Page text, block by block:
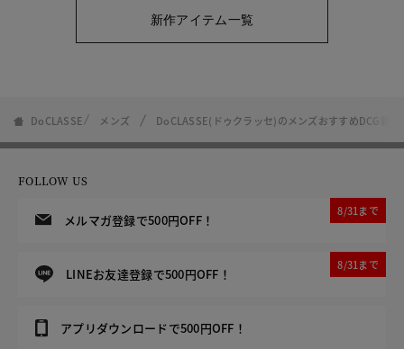
新作アイテム一覧
DoCLASSE メンズ DoCLASSE(ドゥクラッセ)のメンズおすすめDCG新作
FOLLOW US
メルマガ登録で500円OFF！
8/31まで
LINEお友達登録で500円OFF！
8/31まで
アプリダウンロードで500円OFF！